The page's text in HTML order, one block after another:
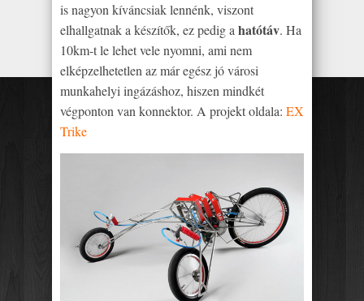
is nagyon kíváncsiak lennénk, viszont
elhallgatnak a készítők, ez pedig a hatótáv. Ha
10km-t le lehet vele nyomni, ami nem
elképzelhetetlen az már egész jó városi
munkahelyi ingázáshoz, hiszen mindkét
végponton van konnektor. A projekt oldala: EX
Trike